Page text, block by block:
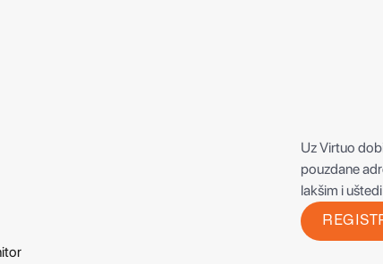
Uz Virtuo
pouzdane
lakšim i